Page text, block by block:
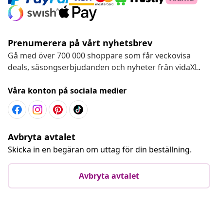
Prenumerera på vårt nyhetsbrev
Gå med över 700 000 shoppare som får veckovisa
deals, säsongserbjudanden och nyheter från vidaXL.
Våra konton på sociala medier
Avbryta avtalet
Skicka in en begäran om uttag för din beställning.
Avbryta avtalet